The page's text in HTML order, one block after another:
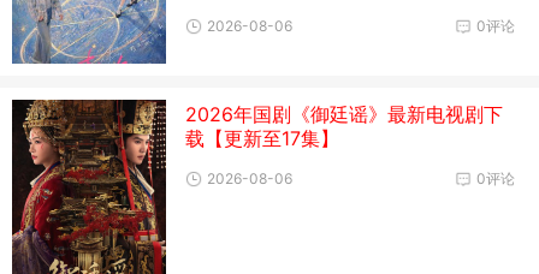
0评论
2026-08-06
2026年国剧《御廷谣》最新电视剧下
载【更新至17集】
0评论
2026-08-06